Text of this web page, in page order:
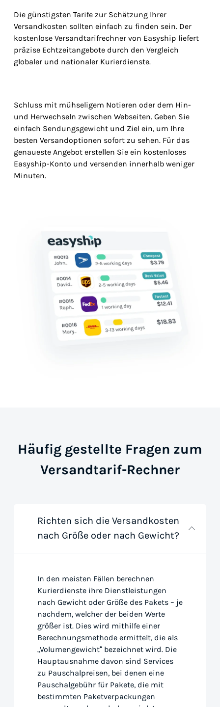
Die günstigsten Tarife zur Schätzung Ihrer
Versandkosten sollten einfach zu finden sein. Der
kostenlose Versandtarifrechner von Easyship liefert
präzise Echtzeitangebote durch den Vergleich
globaler und nationaler Kurierdienste.
Schluss mit mühseligem Notieren oder dem Hin-
und Herwechseln zwischen Webseiten. Geben Sie
einfach Sendungsgewicht und Ziel ein, um Ihre
besten Versandoptionen sofort zu sehen. Für das
genaueste Angebot erstellen Sie ein kostenloses
Easyship-Konto und versenden innerhalb weniger
Minuten.
Häufig gestellte Fragen zum
Versandtarif-Rechner
Richten sich die Versandkosten
nach Größe oder nach Gewicht?
In den meisten Fällen berechnen
Kurierdienste ihre Dienstleistungen
nach Gewicht oder Größe des Pakets – je
nachdem, welcher der beiden Werte
größer ist. Dies wird mithilfe einer
Berechnungsmethode ermittelt, die als
„Volumengewicht“ bezeichnet wird. Die
Hauptausnahme davon sind Services
zu Pauschalpreisen, bei denen eine
Pauschalgebühr für Pakete, die mit
bestimmten Paketverpackungen